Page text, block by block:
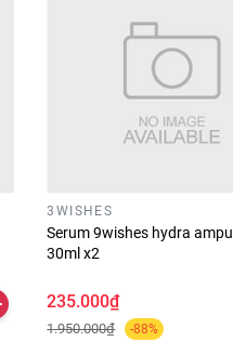
3WISHES
Serum 9wishes hydra
30ml x2
235.000₫
1.950.000₫ -88%